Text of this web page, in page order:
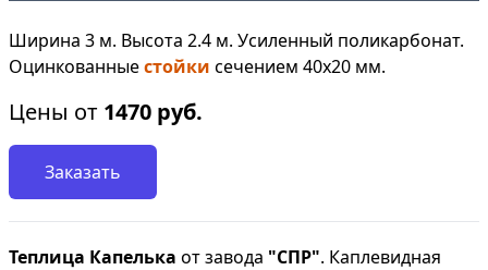
Ширина 3 м. Высота 2.4 м. Усиленный поликарбонат.
Оцинкованныестойки сечением 40х20 мм.
Цены от 1470 руб.
Заказать
Теплица Капелька от завода "СПР". Каплевидная